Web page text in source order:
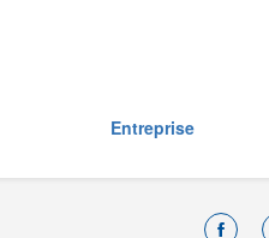
Entreprise